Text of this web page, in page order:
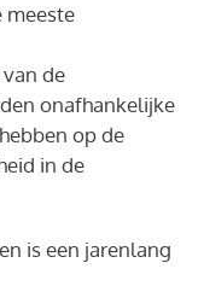
meeste
de
onafhankelijke
op de
in de
is een jarenlang